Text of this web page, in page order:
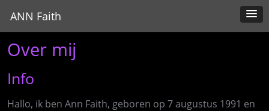
ANN Faith
Over mij
Info
Hallo, ik ben Ann Faith, geboren op 7 augustus 1991 en